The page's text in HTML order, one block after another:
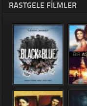
RASTGELE FILMLER